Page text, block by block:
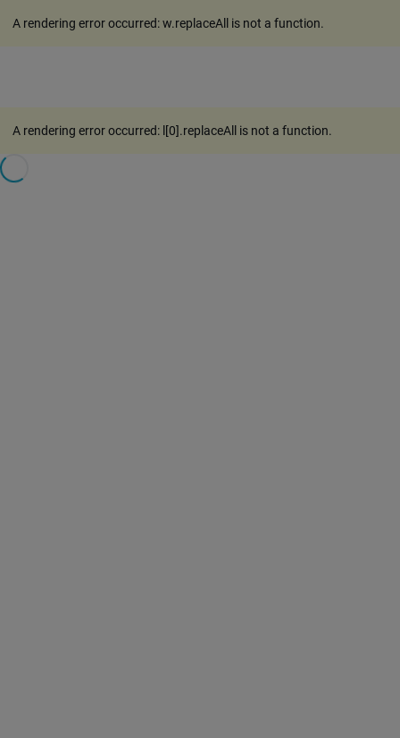
A rendering error occurred:w.replaceAll is not a function.
A rendering error occurred: l[0].replaceAll is not a function.